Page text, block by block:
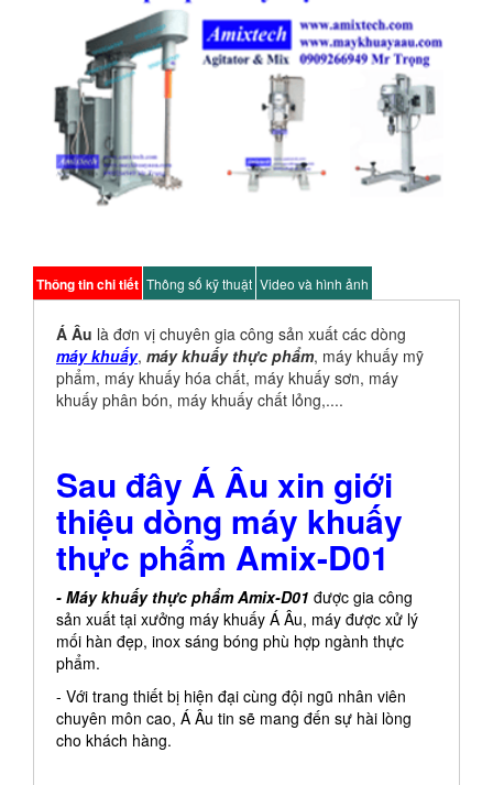
Thông tin chi tiết Thông số kỹ thuật Video và hình ảnh
Á Âu là đơn vị chuyên gia công sản xuất các dòng
máy khuấy, máy khuấy thực phẩm, máy khuấy mỹ
phẩm, máy khuấy hóa chất, máy khuấy sơn, máy
khuấy phân bón, máy khuấy chất lỏng,....
Sau đây Á Âu xin giới
thiệu dòng máy khuấy
thực phẩm Amix-D01
- Máy khuấy thực phẩm Amix-D01 được gia công
sản xuất tại xưởng máy khuấy Á Âu, máy được xử lý
mối hàn đẹp, inox sáng bóng phù hợp ngành thực
phẩm.
- Với trang thiết bị hiện đại cùng đội ngũ nhân viên
chuyên môn cao, Á Âu tin sẽ mang đến sự hài lòng
cho khách hàng.